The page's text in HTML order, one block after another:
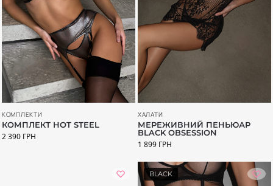
КОМПЛЕКТИ
КОМПЛЕКТ HOT STEEL
2 390 ГРН
ХАЛАТИ
МЕРЕЖИВНИЙ ПЕНЬЮАР
BLACK OBSESSION
1 899 ГРН
BLACK